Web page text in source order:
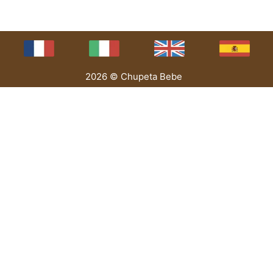
2026 © Chupeta Bebe